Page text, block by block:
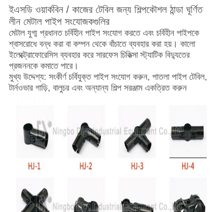
ইএসডি ওয়ার্কবিন / কাজের টেবিল জন্য শিল্পকৌশল ঠান্ডা ঘূর্ণিত
লীন মেটাল পাইপ সংযোজকগুলির
মেটাল যুগ্ম প্রধানত চর্বিহীন পাইপ সংযোগ করতে এবং চর্বিহীন পাইপকে
শ্বাসরোধে বন্ধ করা বা কম্পন থেকে বাঁচাতে ব্যবহার করা হয়। কালো
ইলেক্ট্রোফোরেসিস ব্যবহার করে সারফেস চিকিত্সা স্ট্যাটিক বিদ্যুতের
প্রজননকে কমাতে পারে।
মুখ্য উদ্দেশ্য: সংকীর্ণ চর্বিযুক্ত পাইপ সংযোগ করুন, পাতলা পাইপ টেবিল,
টার্নওভার গাড়ি, বালুচর এবং অন্যান্য শিল্প সরঞ্জাম একত্রিত করুন